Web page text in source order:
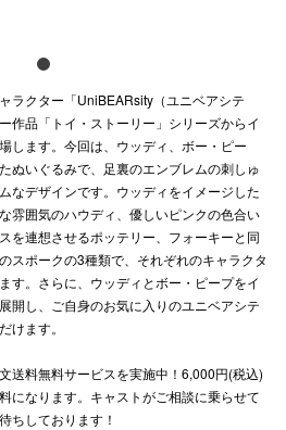
ラクター「UniBEARsity（ユニベアシテ
作品「トイ・ストーリー」シリーズからイ
します。今回は、ウッディ、ボー・ピー
ぬいぐるみで、足裏のエンブレムの刺しゅ
なデザインです。ウッディをイメージした
雰囲気のハウディ、優しいピンクの色合い
を連想させるポッテリー、フォーキーと同
スポークの3種類で、それぞれのキャラクタ
す。さらに、ウッディとボー・ピープをイ
開し、ご自身のお気に入りのユニベアシテ
けます。
送料無料サービスを実施中！6,000円(税込)
になります。キャストがご相談に乗らせて
ちしております！
プライバシ
利用規約
ソーシャル
高崎オ
新百合丘